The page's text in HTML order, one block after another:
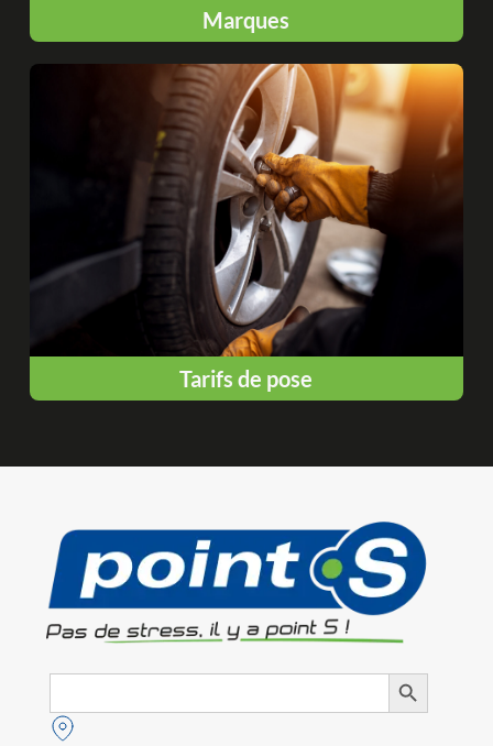
Marques
Tarifs de pose
Search
Search Button